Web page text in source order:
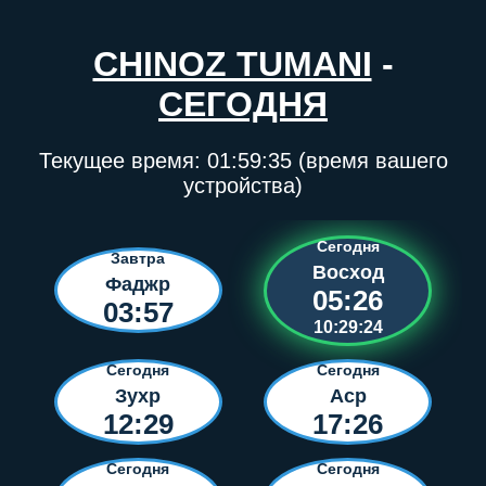
CHINOZ TUMANI -
СЕГОДНЯ
Текущее время: 01:59:35(время вашего
устройства)
Завтра
Фаджр
03:57
Сегодня
Восход
05:26
10:29:24
Сегодня
Зухр
12:29
Сегодня
Аср
17:26
Сегодня Сегодня